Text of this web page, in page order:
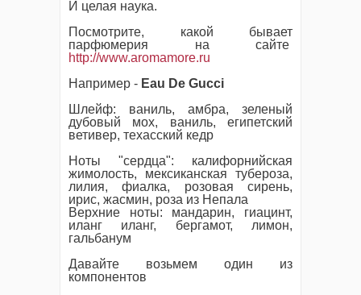
И целая наука.
Посмотрите, какой бывает
парфюмерия на сайте
http://www.aromamore.ru
Например - Eau De Gucci
Шлейф: ваниль, амбра, зеленый
дубовый мох, ваниль, египетский
ветивер, техасский кедр
Ноты "сердца": калифорнийская
жимолость, мексиканская тубероза,
лилия, фиалка, розовая сирень,
ирис, жасмин, роза из Непала
Верхние ноты: мандарин, гиацинт,
иланг иланг, бергамот, лимон,
гальбанум
Давайте возьмем один из
компонентов